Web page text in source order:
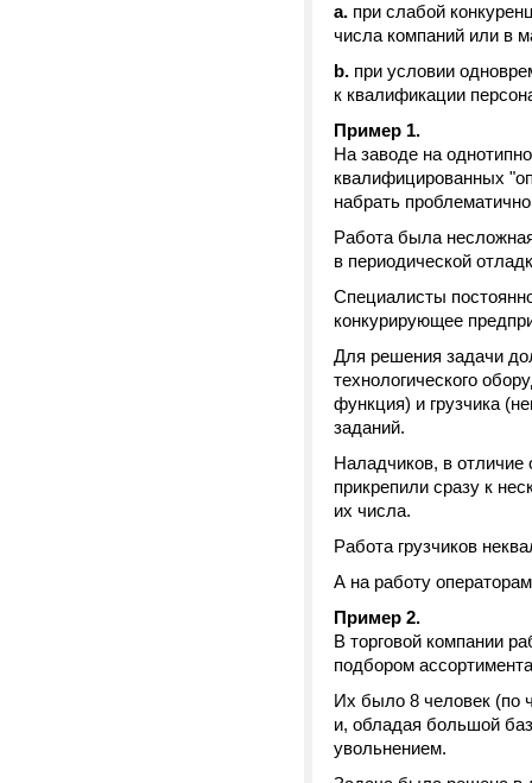
а. при слабой
числа компаний или в
b. при условии
к квалификации
Пример 1.
На заводе на
квалифицированных
набрать
Работа была
в периодической
Специалисты
конкурирующее
Для решения задачи
технологического
функция) и грузчика
заданий.
Наладчиков, в отличие
прикрепили сразу к
их числа.
Работа грузчиков
А на работу
Пример 2.
В торговой компании
подбором
Их было 8 человек (по
и, обладая большой
увольнением.